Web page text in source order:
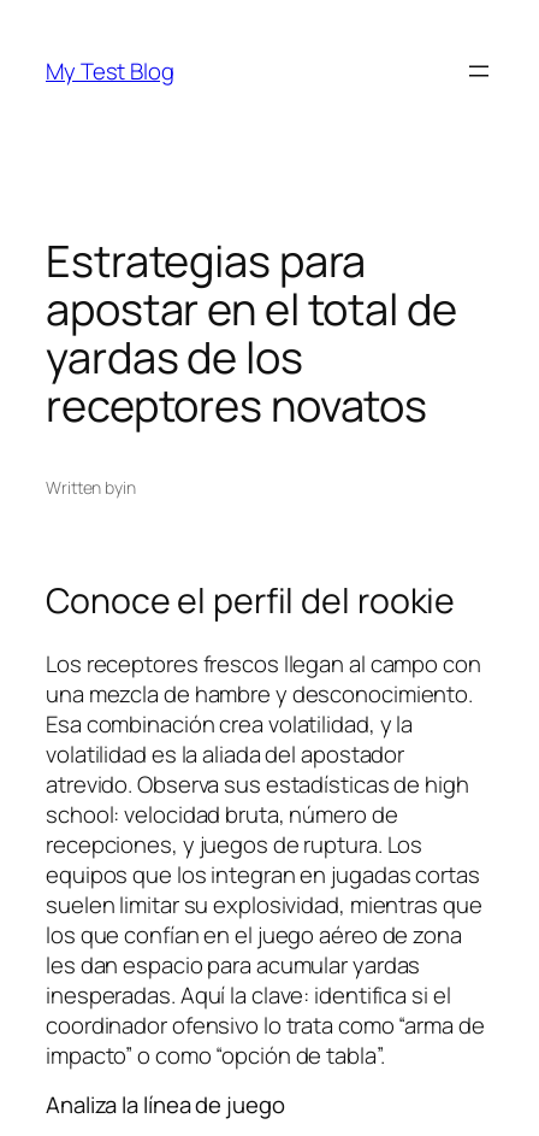
content
My Test Blog
Estrategias para
apostar en el total de
yardas de los
receptores novatos
Written byin
Conoce el perfil del rookie
Los receptores frescos llegan al campo con
una mezcla de hambre y desconocimiento.
Esa combinación crea volatilidad, y la
volatilidad es la aliada del apostador
atrevido. Observa sus estadísticas de high
school: velocidad bruta, número de
recepciones, y juegos de ruptura. Los
equipos que los integran en jugadas cortas
suelen limitar su explosividad, mientras que
los que confían en el juego aéreo de zona
les dan espacio para acumular yardas
inesperadas. Aquí la clave: identifica si el
coordinador ofensivo lo trata como “arma de
impacto” o como “opción de tabla”.
Analiza la línea de juego